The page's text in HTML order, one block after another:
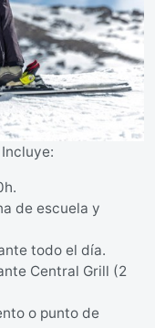
Incluye:
de escuela y
todo el día.
Central Grill (2
o punto de